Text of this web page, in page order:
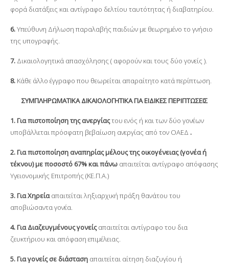
φορά διατάξεις και αντίγραφο δελτίου ταυτότητας ή διαβατηρίου.
6.Υπεύθυνη Δήλωση παραλαβής παιδιών με θεωρημένο το γνήσιο
της υπογραφής.
7. Δικαιολογητικά απασχόλησης ( αφορούν και τους δύο γονείς ).
8. Κάθε άλλο έγγραφο που θεωρείται απαραίτητο κατά περίπτωση.
ΣΥΜΠΛΗΡΩΜΑΤΙΚΑ ΔΙΚΑΙΟΛΟΓΗΤΙΚΑ ΓΙΑ ΕΙΔΙΚΕΣ ΠΕΡΙΠΤΩΣΕΙΣ
1. Για πιστοποίηση της ανεργίαςτου ενός ή και των δύο γονέων
υποβάλλεται πρόσφατη βεβαίωση ανεργίας από τον ΟΑΕΔ .
2. Για πιστοποίηση αναπηρίας μέλους της οικογένειας (γονέα ή
τέκνου) με ποσοστό 67% και πάνω απαιτείται αντίγραφο απόφασης
Υγειονομικής Επιτροπής (ΚΕ.Π.Α.)
3. Για Χηρείααπαιτείται ληξιαρχική πράξη θανάτου του
αποβιώσαντα γονέα.
4. Για Διαζευγμένους γονείςαπαιτείται αντίγραφο του δια
ζευκτήριου και απόφαση επιμέλειας.
5. Για γονείς σε διάσταση απαιτείται αίτηση διαζυγίου ή